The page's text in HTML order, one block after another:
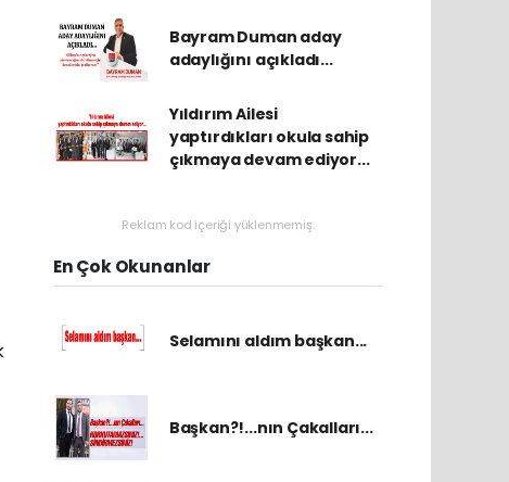
Bayram Duman aday
adaylığını açıkladı...
Yıldırım Ailesi
yaptırdıkları okula sahip
çıkmaya devam ediyor...
Reklam kod içeriği yüklenmemiş.
En Çok Okunanlar
Selamını aldım başkan...
Başkan?!...nın Çakalları...